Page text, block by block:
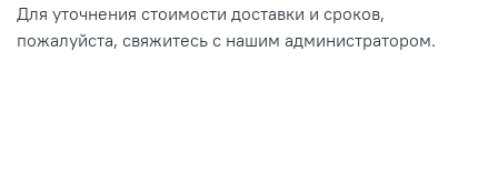
Для уточнения стоимости доставки и сроков,
пожалуйста, свяжитесь с нашим администратором.